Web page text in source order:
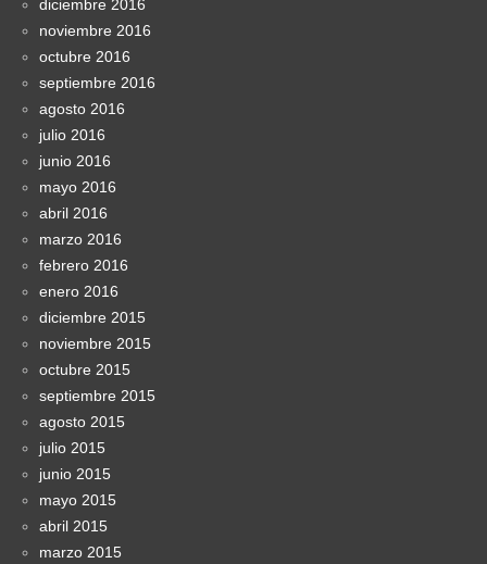
diciembre 2016
noviembre 2016
octubre 2016
septiembre 2016
agosto 2016
julio 2016
junio 2016
mayo 2016
abril 2016
marzo 2016
febrero 2016
enero 2016
diciembre 2015
noviembre 2015
octubre 2015
septiembre 2015
agosto 2015
julio 2015
junio 2015
mayo 2015
abril 2015
marzo 2015